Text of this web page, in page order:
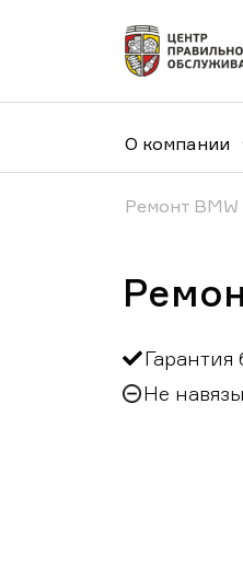
О компании
Ремонт BMW
Гарантия
Не